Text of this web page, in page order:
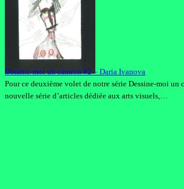
Dessine-moi un camion #2 – Daria Ivanova
Pour ce deuxième volet de notre série Dessine-moi un
nouvelle série d’articles dédiée aux arts visuels,…